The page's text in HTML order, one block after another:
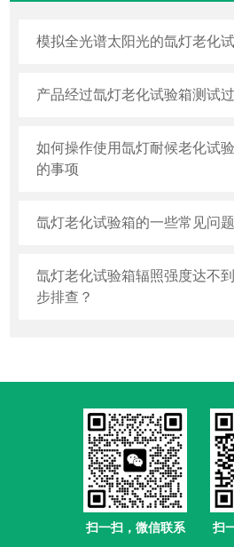
模拟全光谱太阳光的氙灯老化
产品经过氙灯老化试验箱测试
如何操作使用氙灯耐候老化试
的事项
氙灯老化试验箱的一些常见问
氙灯老化试验箱辐照强度达不
步排查？
扫一扫，微信联系 扫